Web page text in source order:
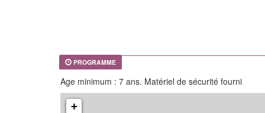
PROGRAMME
Age minimum : 7 ans. Matériel de sécurité fourni
+